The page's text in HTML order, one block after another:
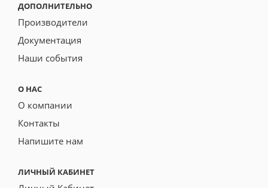
ДОПОЛНИТЕЛЬНО
Производители
Документация
Наши события
О НАС
О компании
Контакты
Напишите нам
ЛИЧНЫЙ КАБИНЕТ